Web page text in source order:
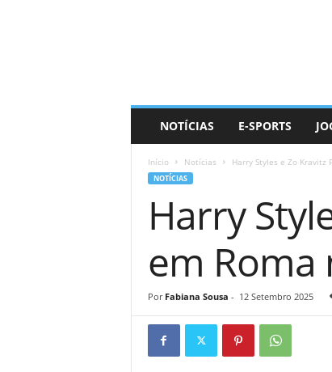
NOTÍCIAS E-SPORTS
Início Notícias Harry Styles e Zo Kravitz
NOTÍCIAS
Harry
em Roma
Por Fabiana Sousa - 12 Setembro 2025